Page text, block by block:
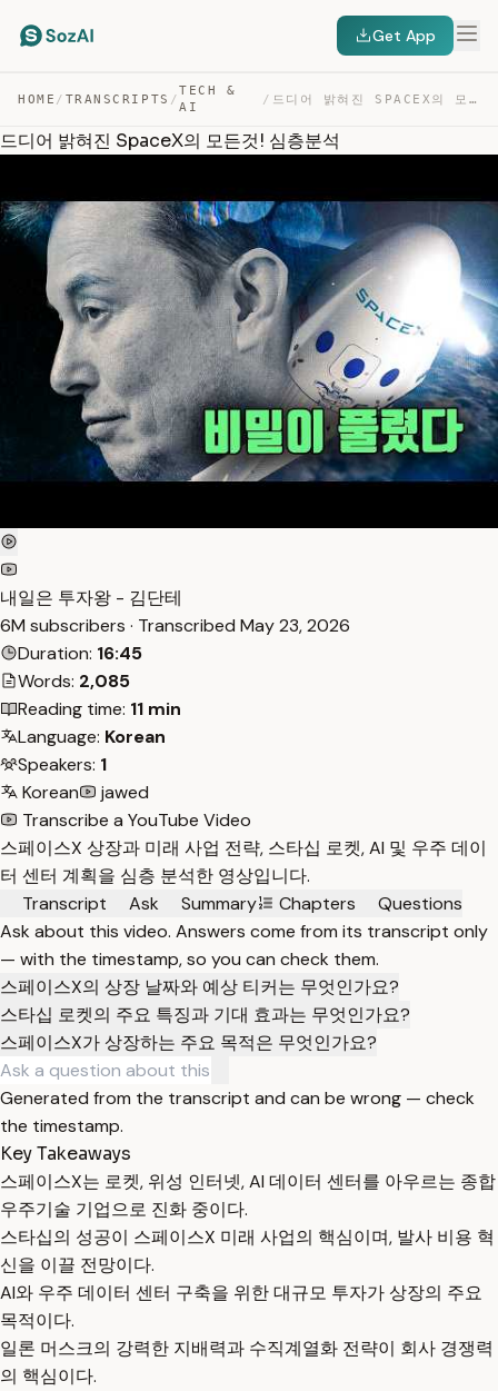
Get App
HOME / TRANSCRIPTS /
TECH &
AI
/ 드디어 밝혀진 SPACEX의 모든것! 심층분석 — TRANSCRIPT
드디어 밝혀진 SpaceX의 모든것! 심층분석
내일은 투자왕 - 김단테
6M subscribers · Transcribed May 23, 2026
Duration: 16:45
Words: 2,085
Reading time: 11 min
Language: Korean
Speakers: 1
Korean
jawed
Transcribe a YouTube Video
스페이스X 상장과 미래 사업 전략, 스타십 로켓, AI 및 우주 데이
터 센터 계획을 심층 분석한 영상입니다.
Transcript
Ask Summary Chapters
Questions
Ask about this video. Answers come from its transcript only
— with the timestamp, so you can check them.
스페이스X의 상장 날짜와 예상 티커는 무엇인가요?
스타십 로켓의 주요 특징과 기대 효과는 무엇인가요?
스페이스X가 상장하는 주요 목적은 무엇인가요?
Generated from the transcript and can be wrong — check
the timestamp.
Key Takeaways
스페이스X는 로켓, 위성 인터넷, AI 데이터 센터를 아우르는 종합
우주기술 기업으로 진화 중이다.
스타십의 성공이 스페이스X 미래 사업의 핵심이며, 발사 비용 혁
신을 이끌 전망이다.
AI와 우주 데이터 센터 구축을 위한 대규모 투자가 상장의 주요
목적이다.
일론 머스크의 강력한 지배력과 수직계열화 전략이 회사 경쟁력
의 핵심이다.